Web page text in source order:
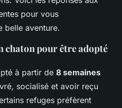
pour vous
belle aventure.
chaton pour être adopté
à partir de 8 semaines
socialisé et avoir reçu
refuges préfèrent